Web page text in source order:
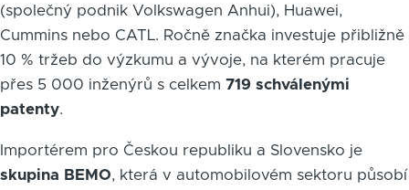
(společný podnik Volkswagen Anhui), Huawei,
Cummins nebo CATL. Ročně značka investuje přibližně
10 % tržeb do výzkumu a vývoje, na kterém pracuje
přes 5 000 inženýrů s celkem 719 schválenými
patenty.
Importérem pro Českou republiku a Slovensko je
skupina BEMO, která v automobilovém sektoru působí